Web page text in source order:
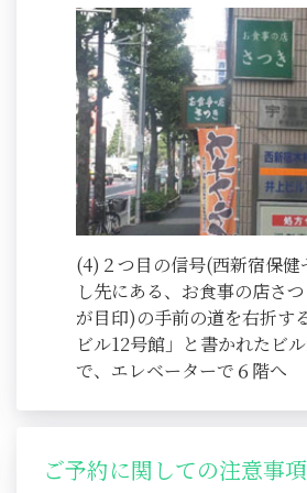
(4)２つ目の信号(西新宿保健
し先にある、お食事の店さ
が目印)の手前の道を右折す
ビル12号館」と書かれたビ
で、エレベーターで６階へ
ご予約に関しての注意事項